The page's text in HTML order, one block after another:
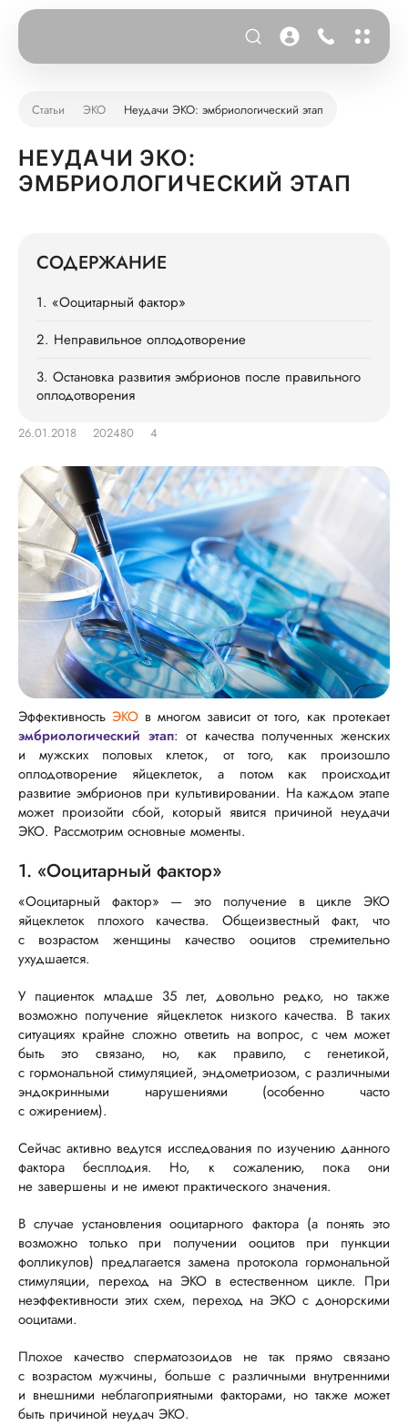
Статьи ЭКО Неудачи ЭКО: эмбриологический этап
НЕУДАЧИ ЭКО:
ЭМБРИОЛОГИЧЕСКИЙ ЭТАП
26.01.2018 202480 4
Эффективность ЭКО в многом зависит от того, как протекает
эмбриологический этап: от качества полученных женских
и мужских половых клеток, от того, как произошло
оплодотворение яйцеклеток, а потом как происходит
развитие эмбрионов при культивировании. На каждом этапе
может произойти сбой, который явится причиной неудачи
ЭКО. Рассмотрим основные моменты.
1. «Ооцитарный фактор»
«Ооцитарный фактор» — это получение в цикле ЭКО
яйцеклеток плохого качества. Общеизвестный факт, что
с возрастом женщины качество ооцитов стремительно
ухудшается.
У пациенток младше 35 лет, довольно редко, но также
возможно получение яйцеклеток низкого качества. В таких
ситуациях крайне сложно ответить на вопрос, с чем может
быть это связано, но, как правило, с генетикой,
с гормональной стимуляцией, эндометриозом, с различными
эндокринными нарушениями (особенно часто
с ожирением).
Сейчас активно ведутся исследования по изучению данного
фактора бесплодия. Но, к сожалению, пока они
не завершены и не имеют практического значения.
В случае установления ооцитарного фактора (а понять это
возможно только при получении ооцитов при пункции
фолликулов) предлагается замена протокола гормональной
стимуляции, переход на ЭКО в естественном цикле. При
неэффективности этих схем, переход на ЭКО с донорскими
ооцитами.
Плохое качество сперматозоидов не так прямо связано
с возрастом мужчины, больше с различными внутренними
и внешними неблагоприятными факторами, но также может
быть причиной неудач ЭКО.
СОДЕРЖАНИЕ
1. «Ооцитарный фактор»
2. Неправильное оплодотворение
3. Остановка развития эмбрионов после правильного
оплодотворения